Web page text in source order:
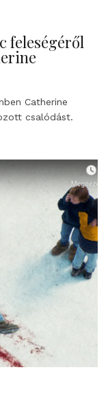
feleségéről
Catherine
csalódást.